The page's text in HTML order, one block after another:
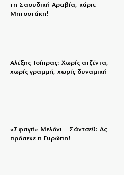
τη Σαουδική Αραβία, κύριε
Μητσοτάκη!
Αλέξης Τσίπρας: Χωρίς ατζέντα,
χωρίς γραμμή, χωρίς δυναμική
«Σφαγή» Μελόνι – Σάντσεθ: Ας
πρόσεχε η Ευρώπη!